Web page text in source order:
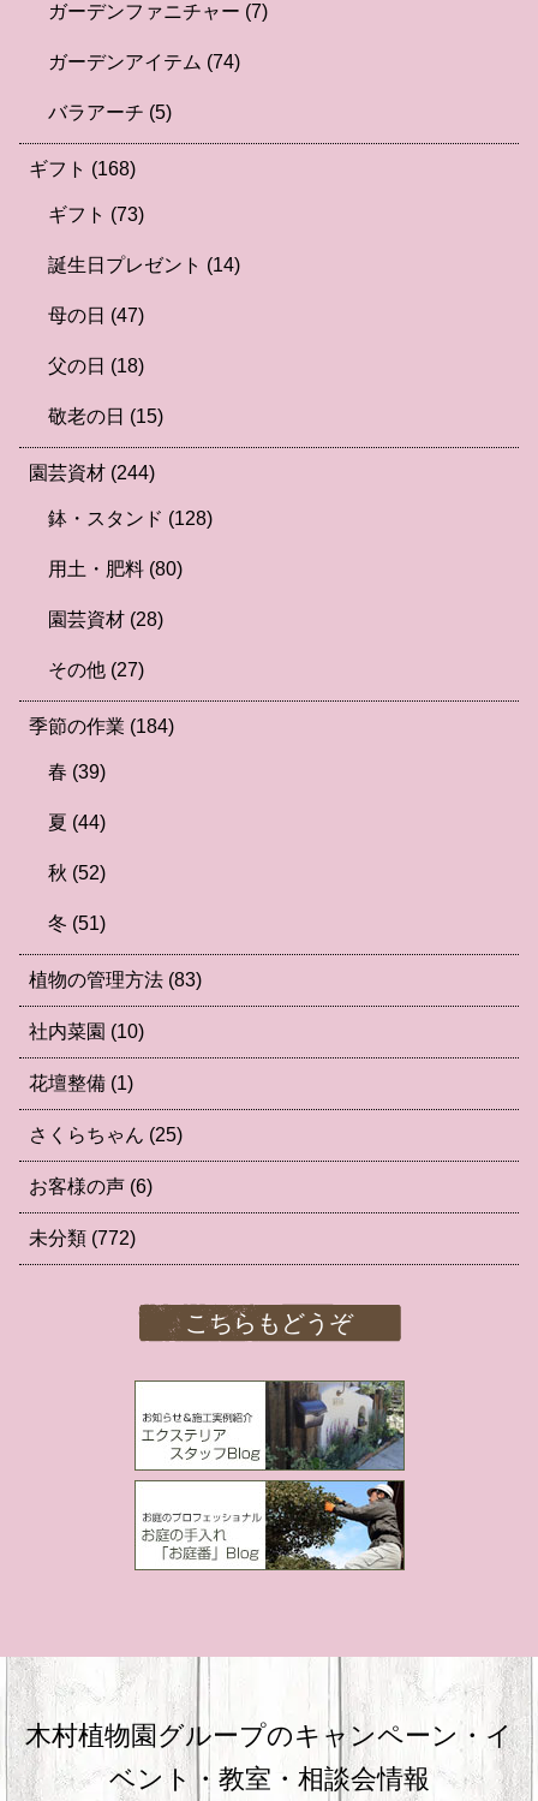
ガーデンファニチャー (7)
ガーデンアイテム (74)
バラアーチ (5)
ギフト (168)
ギフト (73)
誕生日プレゼント (14)
母の日 (47)
父の日 (18)
敬老の日 (15)
園芸資材 (244)
鉢・スタンド (128)
用土・肥料 (80)
園芸資材 (28)
その他 (27)
季節の作業 (184)
春 (39)
夏 (44)
秋 (52)
冬 (51)
植物の管理方法 (83)
社内菜園 (10)
花壇整備 (1)
さくらちゃん (25)
お客様の声 (6)
未分類 (772)
こちらもどうぞ
木村植物園グループのキャンペーン・ イ
ベント・教室・相談会情報